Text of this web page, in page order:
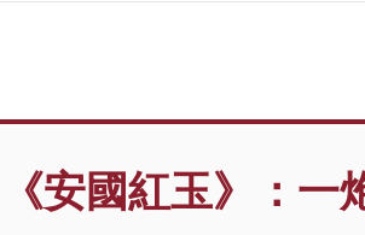
《安國紅玉》：一